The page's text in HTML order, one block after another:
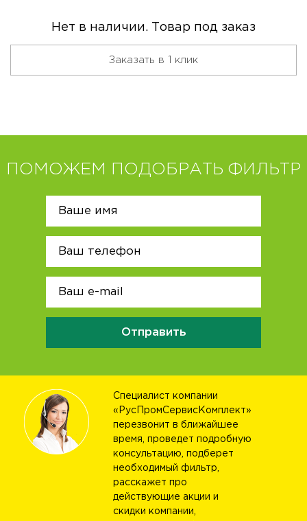
Нет в наличии. Товар под заказ
Заказать в 1 клик
ПОМОЖЕМ ПОДОБРАТЬ ФИЛЬТР
Отправить
Специалист компании
«РусПромСервисКомплект»
перезвонит в ближайшее
время, проведет подробную
консультацию, подберет
необходимый фильтр,
расскажет про
действующие акции и
скидки компании,